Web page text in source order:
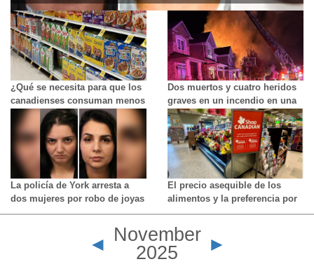
petición del FBI
¿Qué se necesita para que los
canadienses consuman menos
alimentos ultraprocesados?
Dos muertos y cuatro heridos
graves en un incendio en una
casa de Brampton.
La policía de York arresta a
dos mujeres por robo de joyas
mediante distracción en
El precio asequible de los
alimentos y la preferencia por
los productos locales son las
principales preocupaciones:
informe
◄ November
2025
►